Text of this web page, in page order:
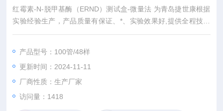
红霉素-N-脱甲基酶（ERND）测试盒-微量法 为青岛捷世康根据
实验经验生产，产品质量有保证、*、实验效果好,提供全程技术
服务或免费代测服务（山东省内可上门取样）产品具有灵敏度
产品型号：100管/48样
更新时间：2024-11-11
厂商性质：生产厂家
访问量：1418